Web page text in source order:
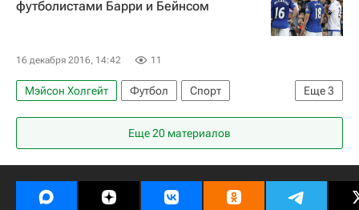
футболистами Барри и Бейнсом
16 декабря 2016, 14:42 11
Еще3
Мэйсон Холгейт Футбол
Спорт
Эвертон
Лейтон Бейнс
Гарет Барри
Еще 20 материалов